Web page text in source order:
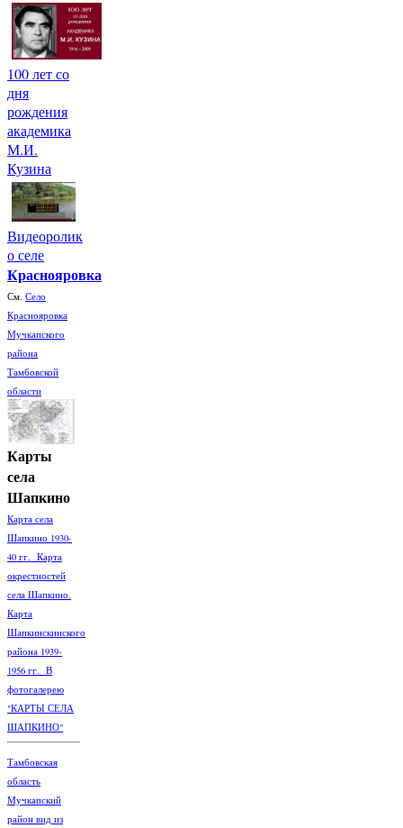
100 лет со
дня
рождения
академика
М.И.
Кузина
Видеоролик
о селе
Краснояровка
См. Село
Краснояровка
Мучкапского
района
Тамбовской
области
Карты
села
Шапкино
Карта села
Шапкино 1930-
40 гг. Карта
окрестностей
села Шапкино.
Карта
Шапкинскинского
района 1939-
1956 гг. В
фотогалерею
"КАРТЫ СЕЛА
ШАПКИНО"
Тамбовская
область
Мучкапский
район вид из